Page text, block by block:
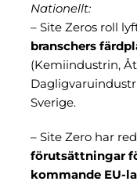
Nationellt:
– Site Zeros roll
branschers
(Kemiindustrin,
Sverige.
– Site Zero har
förutsättningar
kommande EU-